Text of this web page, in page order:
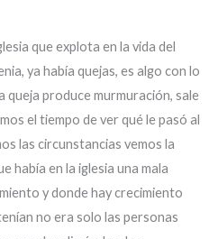
que explota en la vida del
ya había quejas, es algo con lo
queja produce murmuración, sale
el tiempo de ver qué le pasó al
las circunstancias vemos la
había en la iglesia una mala
y donde hay crecimiento
no era solo las personas